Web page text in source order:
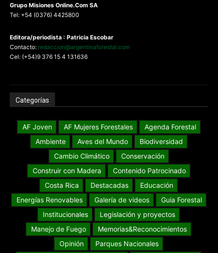
Grupo Misiones Online.Com SA
Tel: +54 (0376) 4425800
Editora/periodista : Patricia Escobar
Contacto: redaccion@argentinaforestal.com
Cel: (+54)9 376 15 4 131636
Categorías
AF Joven AF Mujeres Forestales
Agenda Forestal
Ambiente
Aves del Mundo
Biodiversidad
Cambio Climático
Conservación
Construir con Madera
Contenido Patrocinado
Costa Rica
Destacadas
Educación
Energías Renovables
Galería de videos
Guia Forestal
Institucionales
Legislación y proyectos
Manejo de Fuego
Memorias&Reconocimientos
Opinión
Parques Nacionales